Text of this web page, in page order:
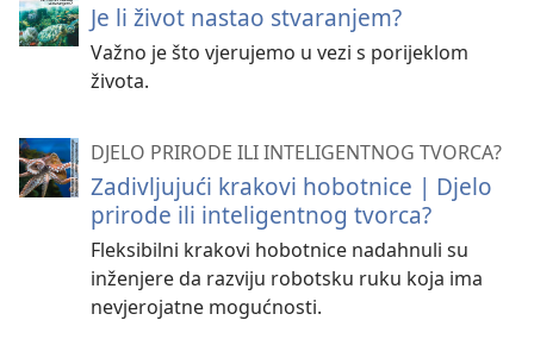
Je li život nastao stvaranjem?
Važno je što vjerujemo u vezi s porijeklom
života.
DJELO PRIRODE ILI INTELIGENTNOG TVORCA?
Zadivljujući krakovi hobotnice | Djelo
prirode ili inteligentnog tvorca?
Fleksibilni krakovi hobotnice nadahnuli su
inženjere da razviju robotsku ruku koja ima
nevjerojatne mogućnosti.